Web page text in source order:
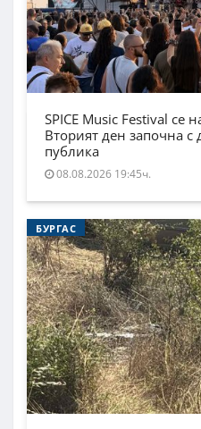
SPICE Music Festival се
Вторият ден започна с
публика
08.08.2026 19:45ч.
БУРГАС